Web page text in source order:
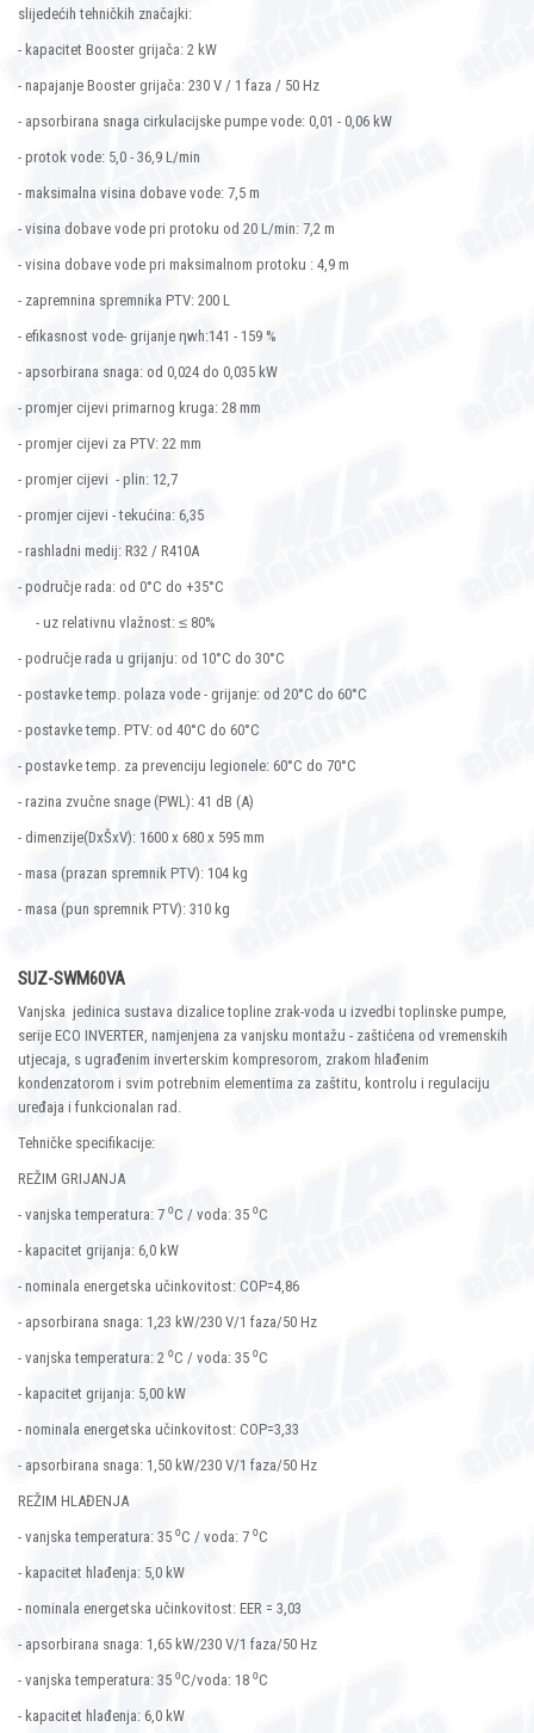
slijedećih tehničkih značajki:
- kapacitet Booster grijača: 2 kW
- napajanje Booster grijača: 230 V / 1 faza / 50 Hz
- apsorbirana snaga cirkulacijske pumpe vode: 0,01 - 0,06 kW
- protok vode: 5,0 - 36,9 L/min
- maksimalna visina dobave vode: 7,5 m
- visina dobave vode pri protoku od 20 L/min: 7,2 m
- visina dobave vode pri maksimalnom protoku : 4,9 m
- zapremnina spremnika PTV: 200 L
- efikasnost vode- grijanje ηwh:141 - 159 %
- apsorbirana snaga: od 0,024 do 0,035 kW
- promjer cijevi primarnog kruga: 28 mm
- promjer cijevi za PTV: 22 mm
- promjer cijevi - plin: 12,7
- promjer cijevi - tekućina: 6,35
- rashladni medij: R32 / R410A
- područje rada: od 0°C do +35°C
- uz relativnu vlažnost: ≤ 80%
- područje rada u grijanju: od 10°C do 30°C
- postavke temp. polaza vode - grijanje: od 20°C do 60°C
- postavke temp. PTV: od 40°C do 60°C
- postavke temp. za prevenciju legionele: 60°C do 70°C
- razina zvučne snage (PWL): 41 dB (A)
- dimenzije(DxŠxV): 1600 x 680 x 595 mm
- masa (prazan spremnik PTV): 104 kg
- masa (pun spremnik PTV): 310 kg
SUZ-SWM60VA
Vanjska jedinica sustava dizalice topline zrak-voda u izvedbi toplinske pumpe,
serije ECO INVERTER, namjenjena za vanjsku montažu - zaštićena od vremenskih
utjecaja, s ugrađenim inverterskim kompresorom, zrakom hlađenim
kondenzatorom i svim potrebnim elementima za zaštitu, kontrolu i regulaciju
uređaja i funkcionalan rad.
Tehničke specifikacije:
REŽIM GRIJANJA
- vanjska temperatura: 7 ⁰C / voda: 35 ⁰C
- kapacitet grijanja: 6,0 kW
- nominala energetska učinkovitost: COP=4,86
- apsorbirana snaga: 1,23 kW/230 V/1 faza/50 Hz
- vanjska temperatura: 2 ⁰C / voda: 35 ⁰C
- kapacitet grijanja: 5,00 kW
- nominala energetska učinkovitost: COP=3,33
- apsorbirana snaga: 1,50 kW/230 V/1 faza/50 Hz
REŽIM HLAĐENJA
- vanjska temperatura: 35 ⁰C / voda: 7 ⁰C
- kapacitet hlađenja: 5,0 kW
- nominala energetska učinkovitost: EER = 3,03
- apsorbirana snaga: 1,65 kW/230 V/1 faza/50 Hz
- vanjska temperatura: 35 ⁰C/voda: 18 ⁰C
- kapacitet hlađenja: 6,0 kW